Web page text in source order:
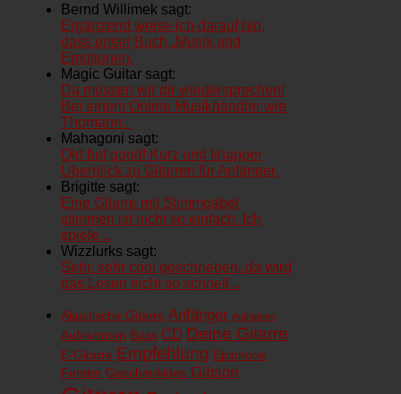
Bernd Willimek sagt:
Ergänzend weise ich darauf hin,
dass unser Buch „Musik und
Emotionen.
Magic Guitar sagt:
Da müssen wir dir wiedersprechen!
Bei einem Online Musikhändler wie
Thomann...
Mahagoni sagt:
Old but good! Kurz und knapper
Überblick zu Gitarren für Anfänger.
Brigitte sagt:
Eine Gitarre mit Stimmgabel
stimmen ist nicht so einfach. Ich
spiele...
Wizzlurks sagt:
Sehr, sehr cool geschrieben, da wird
das Lesen nicht so schnell...
Akustische Gitarre Anfänger Aufnahme
Aufnehmen Bass CD Deine Gitarre
E-Gitarre Empfehlung Epiphone
Fender Geschenkidee Gibson